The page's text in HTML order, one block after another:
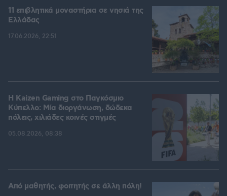
11 επιβλητικά μοναστήρια σε νησιά της
Ελλάδας
17.06.2026, 22:51
H Kaizen Gaming στο Παγκόσμιο
Kύπελλο: Μία διοργάνωση, δώδεκα
πόλεις, χιλιάδες κοινές στιγμές
05.08.2026, 08:38
Από μαθητής, φοιτητής σε άλλη πόλη!